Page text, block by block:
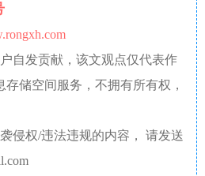
自发贡献，该文观点仅代表作
储空间服务，不拥有所有权，
侵权/违法违规的内容， 请发送